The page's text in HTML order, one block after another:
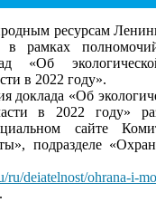
ресурсам
в рамках
«Об
в 2022 году».
доклада «Об
в 2022 году»
сайте
подразделе
ru/deiatelnost/ohrana-i-